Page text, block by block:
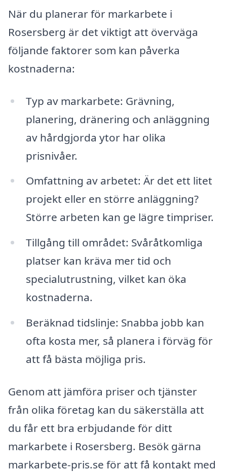
När du planerar för markarbete i
Rosersberg är det viktigt att överväga
följande faktorer som kan påverka
kostnaderna:
Typ av markarbete: Grävning,
planering, dränering och anläggning
av hårdgjorda ytor har olika
prisnivåer.
Omfattning av arbetet: Är det ett litet
projekt eller en större anläggning?
Större arbeten kan ge lägre timpriser.
Tillgång till området: Svåråtkomliga
platser kan kräva mer tid och
specialutrustning, vilket kan öka
kostnaderna.
Beräknad tidslinje: Snabba jobb kan
ofta kosta mer, så planera i förväg för
att få bästa möjliga pris.
Genom att jämföra priser och tjänster
från olika företag kan du säkerställa att
du får ett bra erbjudande för ditt
markarbete i Rosersberg. Besök gärna
markarbete-pris.se för att få kontakt med